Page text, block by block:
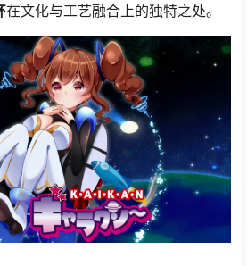
在文化与工艺融合上的独特之处。